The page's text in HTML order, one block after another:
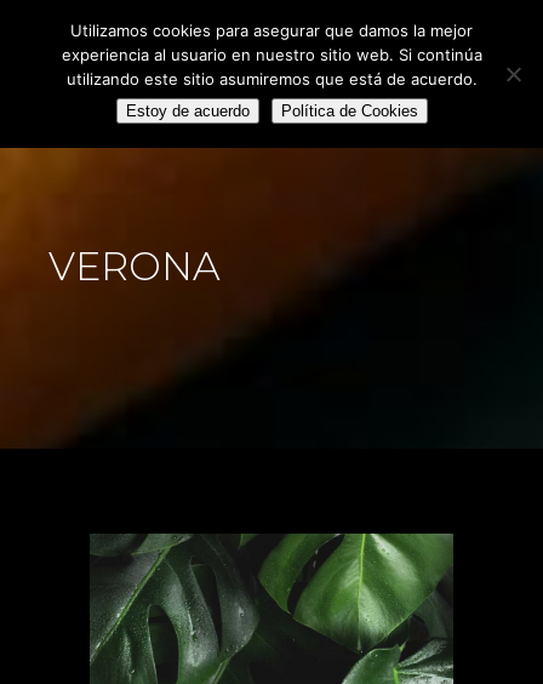
VERONA
Utilizamos cookies para asegurar que damos la mejor
experiencia al usuario en nuestro sitio web. Si continúa
utilizando este sitio asumiremos que está de acuerdo.
Estoy de acuerdo Política de Cookies